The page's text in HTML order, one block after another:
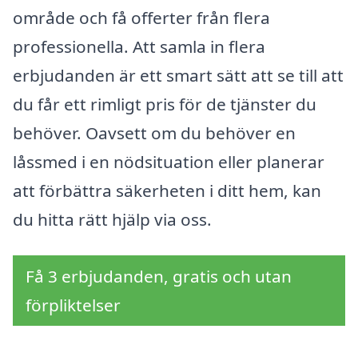
område och få offerter från flera
professionella. Att samla in flera
erbjudanden är ett smart sätt att se till att
du får ett rimligt pris för de tjänster du
behöver. Oavsett om du behöver en
låssmed i en nödsituation eller planerar
att förbättra säkerheten i ditt hem, kan
du hitta rätt hjälp via oss.
Få 3 erbjudanden, gratis och utan
förpliktelser